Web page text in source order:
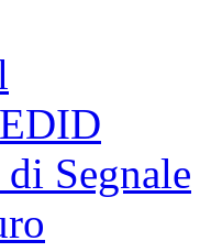
Segnale